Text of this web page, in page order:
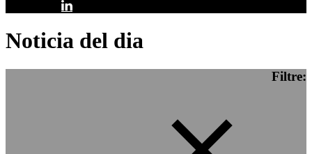
Noticia del dia
Filtre: